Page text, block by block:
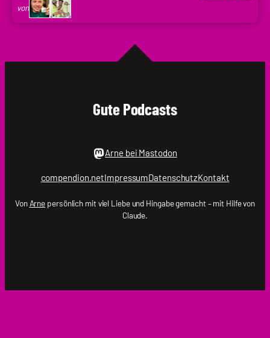
von
Codenaga,
Holger
Gute Podcasts
Arne bei Mastodon
compendion.netImpressumDatenschutzKontakt
VonArne persönlich mit viel Liebe und Hingabe gemacht – mit Hilfe von
Claude.